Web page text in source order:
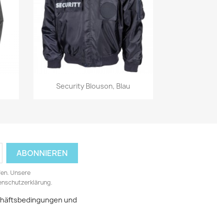
Vorschau
Security Blouson, Blau
Unsere
und